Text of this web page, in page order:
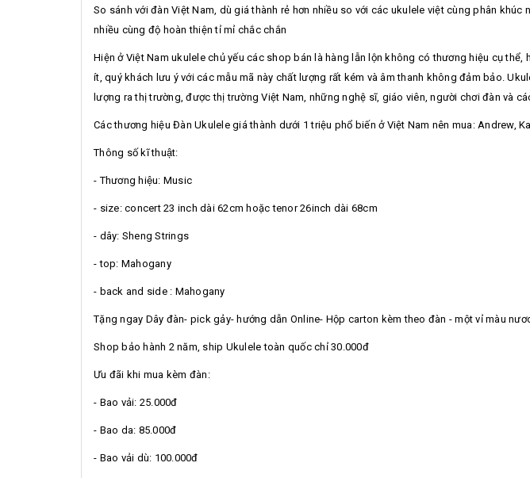
So sánh với đàn Việt Nam, dù giá thành rẻ hơn nhiều so với các ukulele việt cùng phân
nhiều cùng độ hoàn thiện tỉ mỉ chắc chắn
Hiện ở Việt Nam ukulele chủ yếu các shop bán là hàng lẫn lộn không có thương hiệu cụ
ít, quý khách lưu ý với các mẫu mã này chất lượng rất kém và âm thanh không đảm bảo.
lượng ra thị trường, được thị trường Việt Nam, những nghệ sĩ, giáo viên, người chơi đàn và
Các thương hiệu Đàn Ukulele giá thành dưới 1 triệu phổ biến ở Việt Nam nên mua: Andrew,
Thông số kĩ thuật:
- Thương hiệu: Music
- size: concert 23 inch dài 62cm hoặc tenor 26inch dài 68cm
- dây: Sheng Strings
- top: Mahogany
- back and side : Mahogany
Tặng ngay Dây đàn- pick gảy- hướng dẫn Online- Hộp carton kèm theo đàn - một vỉ màu
Shop bảo hành 2 năm, ship Ukulele toàn quốc chỉ 30.000đ
Ưu đãi khi mua kèm đàn:
- Bao vải: 25.000đ
- Bao da: 85.000đ
- Bao vải dù: 100.000đ